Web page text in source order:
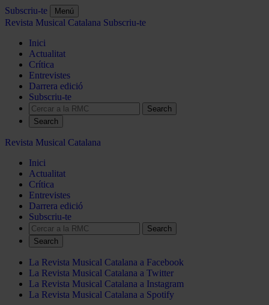
Subscriu-te Menú
Revista Musical Catalana Subscriu-te
Inici
Actualitat
Crítica
Entrevistes
Darrera edició
Subscriu-te
Search
Revista Musical Catalana
Inici
Actualitat
Crítica
Entrevistes
Darrera edició
Subscriu-te
Search
La Revista Musical Catalana a Facebook
La Revista Musical Catalana a Twitter
La Revista Musical Catalana a Instagram
La Revista Musical Catalana a Spotify